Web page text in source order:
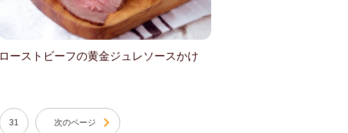
ローストビーフの黄金ジュレソースかけ
31 次のページ